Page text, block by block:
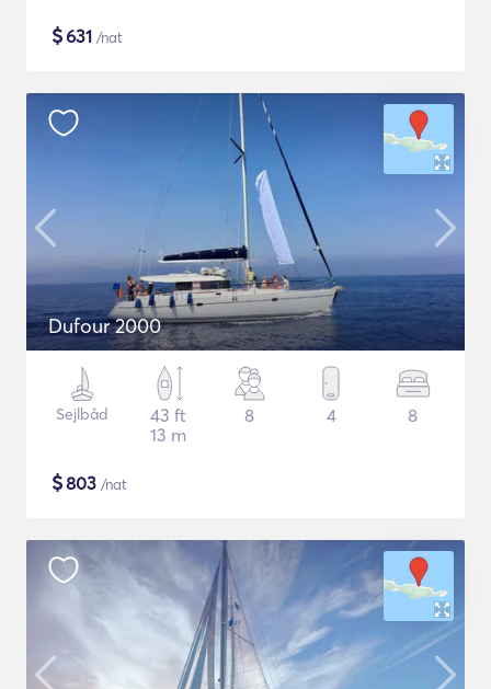
$631 /nat
Dufour 2000
Sejlbåd
43 ft
13 m
8 4 8
$803 /nat